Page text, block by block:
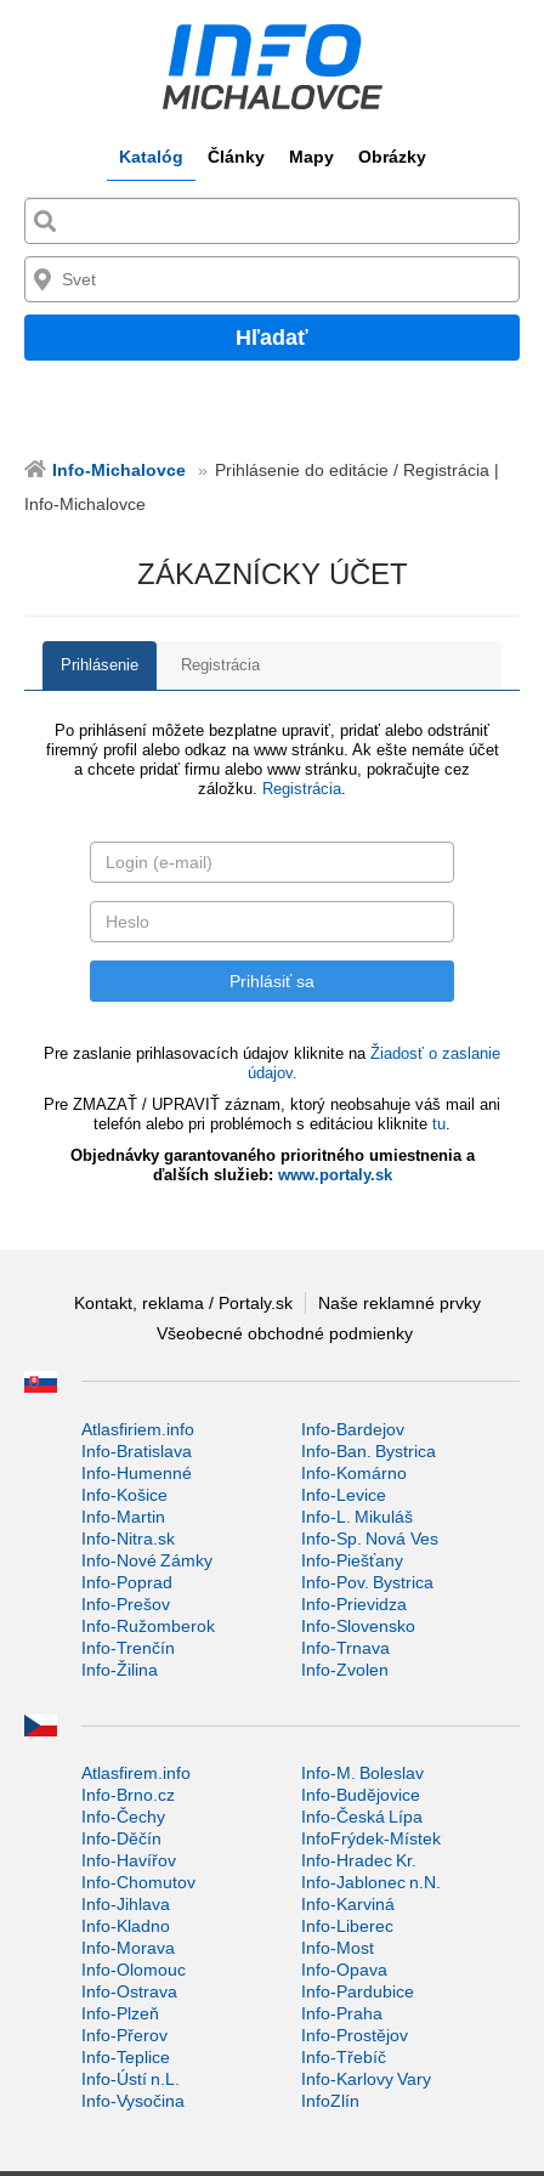
Katalóg Články Mapy Obrázky
Hľadať
Info-Michalovce
Prihlásenie do editácie / Registrácia |
Info-Michalovce
ZÁKAZNÍCKY ÚČET
Prihlásenie Registrácia
Po prihlásení môžete bezplatne upraviť, pridať alebo odstrániť
firemný profil alebo odkaz na www stránku. Ak ešte nemáte účet
a chcete pridať firmu alebo www stránku, pokračujte cez
záložku. Registrácia.
Pre zaslanie prihlasovacích údajov kliknite na Žiadosť o zaslanie
údajov.
Pre ZMAZAŤ / UPRAVIŤ záznam, ktorý neobsahuje váš mail ani
telefón alebo pri problémoch s editáciou kliknite tu.
Objednávky garantovaného prioritného umiestnenia a
ďalších služieb: www.portaly.sk
Kontakt, reklama / Portaly.sk
Naše reklamné prvky
Všeobecné obchodné podmienky
Atlasfiriem.info
Info-Bardejov
Info-Bratislava
Info-Ban. Bystrica
Info-Humenné
Info-Komárno
Info-Košice
Info-Levice
Info-Martin
Info-L. Mikuláš
Info-Nitra.sk
Info-Sp. Nová Ves
Info-Nové Zámky
Info-Piešťany
Info-Poprad
Info-Pov. Bystrica
Info-Prešov
Info-Prievidza
Info-Ružomberok
Info-Slovensko
Info-Trenčín
Info-Trnava
Info-Žilina
Info-Zvolen
Atlasfirem.info
Info-M. Boleslav
Info-Brno.cz
Info-Budějovice
Info-Čechy
Info-Česká Lípa
Info-Děčín
InfoFrýdek-Místek
Info-Havířov
Info-Hradec Kr.
Info-Chomutov
Info-Jablonec n.N.
Info-Jihlava
Info-Karviná
Info-Kladno
Info-Liberec
Info-Morava
Info-Most
Info-Olomouc
Info-Opava
Info-Ostrava
Info-Pardubice
Info-Plzeň
Info-Praha
Info-Přerov
Info-Prostějov
Info-Teplice
Info-Třebíč
Info-Ústí n.L.
Info-Karlovy Vary
Info-Vysočina
InfoZlín